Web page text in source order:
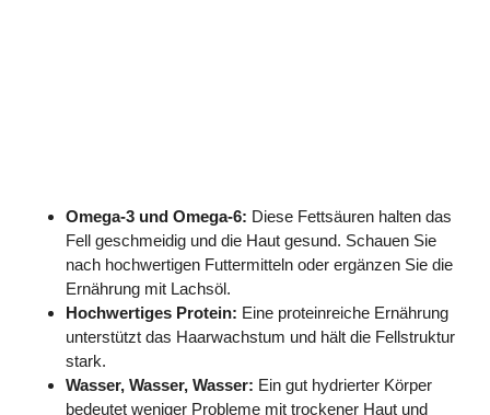
Omega-3 und Omega-6: Diese Fettsäuren halten das
Fell geschmeidig und die Haut gesund. Schauen Sie
nach hochwertigen Futtermitteln oder ergänzen Sie die
Ernährung mit Lachsöl.
Hochwertiges Protein: Eine proteinreiche Ernährung
unterstützt das Haarwachstum und hält die Fellstruktur
stark.
Wasser, Wasser, Wasser: Ein gut hydrierter Körper
bedeutet weniger Probleme mit trockener Haut und